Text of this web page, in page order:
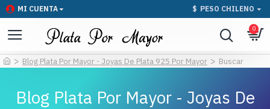
MI CUENTA $ PESO CHILENO
0
Blog Plata Por Mayor - Joyas De Plata 925 Por Mayor Buscar
Blog Plata Por Mayor - Joyas De